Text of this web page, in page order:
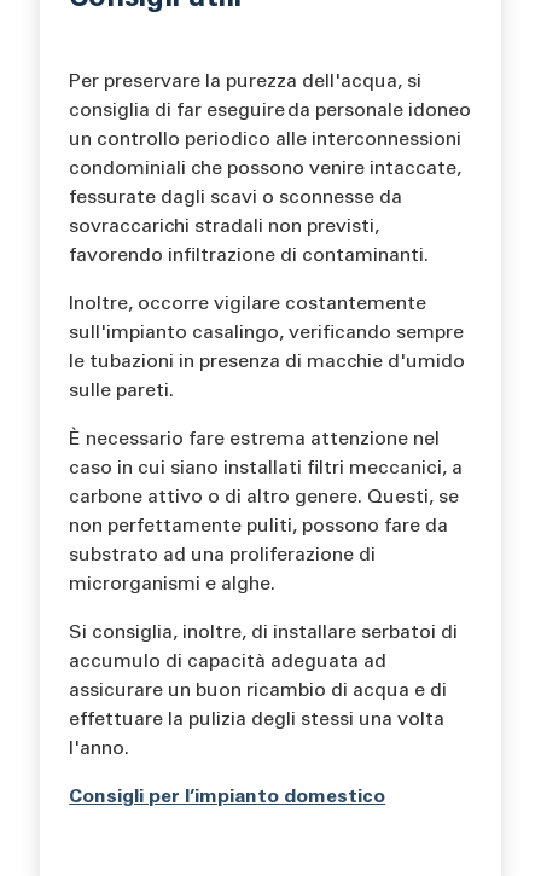
Per preservare la purezza dell'acqua, si
consiglia di far eseguire da personale idoneo
un controllo periodico alle interconnessioni
condominiali che possono venire intaccate,
fessurate dagli scavi o sconnesse da
sovraccarichi stradali non previsti,
favorendo infiltrazione di contaminanti.
Inoltre, occorre vigilare costantemente
sull'impianto casalingo, verificando sempre
le tubazioni in presenza di macchie d'umido
sulle pareti.
È necessario fare estrema attenzione nel
caso in cui siano installati filtri meccanici, a
carbone attivo o di altro genere. Questi, se
non perfettamente puliti, possono fare da
substrato ad una proliferazione di
microrganismi e alghe.
Si consiglia, inoltre, di installare serbatoi di
accumulo di capacità adeguata ad
assicurare un buon ricambio di acqua e di
effettuare la pulizia degli stessi una volta
l'anno.
Consigli per l’impianto domestico